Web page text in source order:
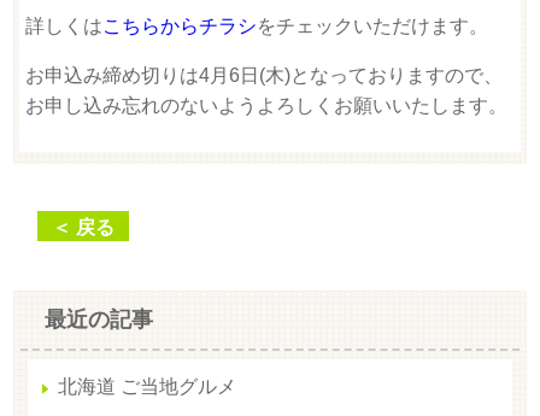
詳しくはこちらからチラシをチェックいただけます。
お申込み締め切りは4月6日(木)となっておりますので、
お申し込み忘れのないようよろしくお願いいたします。
＜ 戻る
最近の記事
北海道 ご当地グルメ